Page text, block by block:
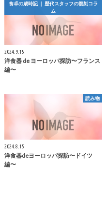
食卓の歳時記 ｜ 歴代スタッフの復刻コラ
ム
2024.9.15
洋食器 de ヨーロッパ探訪〜フランス
編〜
読み物
2024.8.15
洋食器deヨーロッパ探訪〜ドイツ
編〜